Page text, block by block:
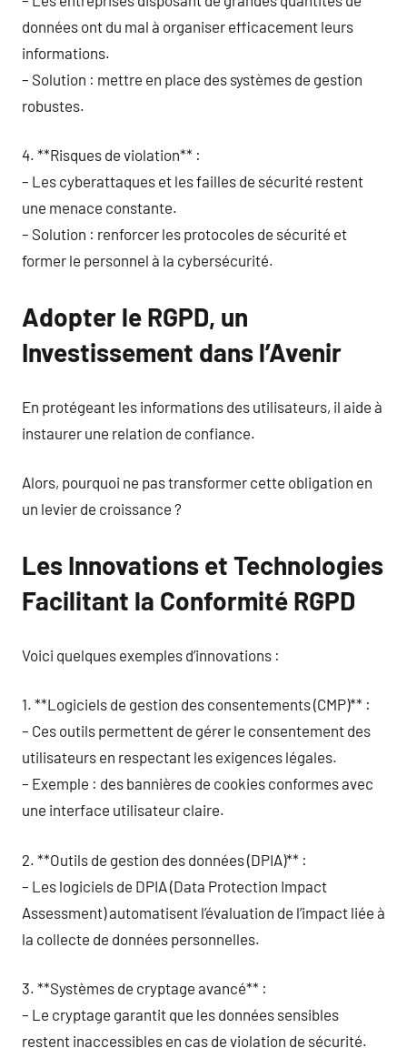
données ont du mal à organiser efficacement leurs
informations.
– Solution : mettre en place des systèmes de gestion
robustes.
4. **Risques de violation** :
– Les cyberattaques et les failles de sécurité restent
une menace constante.
– Solution : renforcer les protocoles de sécurité et
former le personnel à la cybersécurité.
Adopter le RGPD, un
Investissement dans l’Avenir
En protégeant les informations des utilisateurs, il aide à
instaurer une relation de confiance.
Alors, pourquoi ne pas transformer cette obligation en
un levier de croissance ?
Les Innovations et Technologies
Facilitant la Conformité RGPD
Voici quelques exemples d’innovations :
1. **Logiciels de gestion des consentements (CMP)** :
– Ces outils permettent de gérer le consentement des
utilisateurs en respectant les exigences légales.
– Exemple : des bannières de cookies conformes avec
une interface utilisateur claire.
2. **Outils de gestion des données (DPIA)** :
– Les logiciels de DPIA (Data Protection Impact
Assessment) automatisent l’évaluation de l’impact liée à
la collecte de données personnelles.
3. **Systèmes de cryptage avancé** :
– Le cryptage garantit que les données sensibles
restent inaccessibles en cas de violation de sécurité.